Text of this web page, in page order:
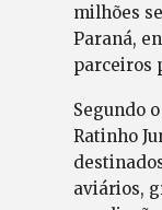
milhões
Paraná,
parceiros
Segundo
Ratinho
aviários,